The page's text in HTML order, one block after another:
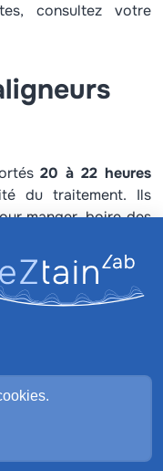
consultez votre
20 à 22 heures
du traitement. Ils
manger, boire des
les
avant chaque
replacés après un
avec risque de
le plastique.